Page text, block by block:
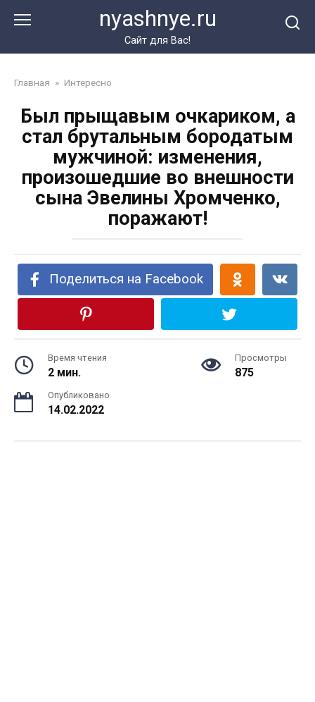
nyashnye.ru
Сайт для Вас!
Главная » Интересно
Был прыщавым очкариком, а
стал брутальным бородатым
мужчиной: изменения,
произошедшие во внешности
сына Эвелины Хромченко,
поражают!
Поделиться на Facebook
Время чтения
2 мин.
Просмотры
875
Опубликовано
14.02.2022